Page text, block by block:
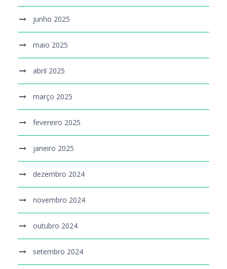
junho 2025
maio 2025
abril 2025
março 2025
fevereiro 2025
janeiro 2025
dezembro 2024
novembro 2024
outubro 2024
setembro 2024